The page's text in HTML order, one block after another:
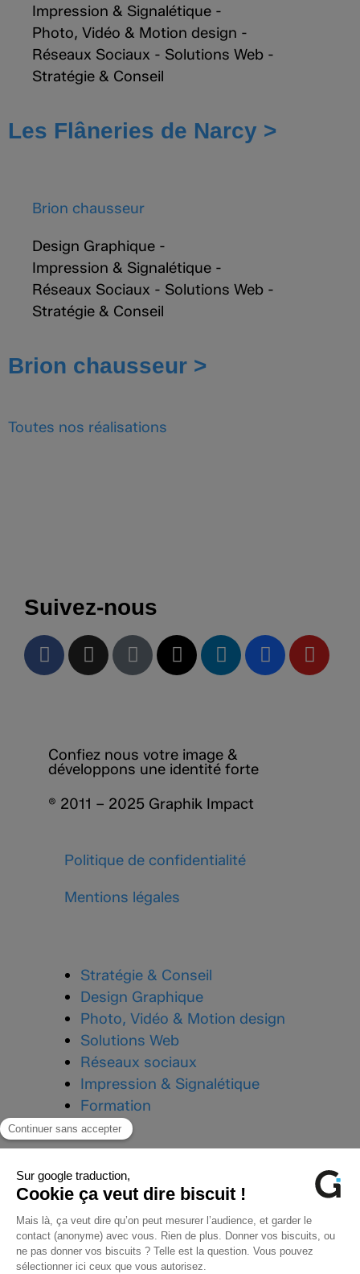
Impression & Signalétique -
Photo, Vidéo & Motion design -
Réseaux Sociaux - Solutions Web -
Stratégie & Conseil
Les Flâneries de Narcy >
Brion chausseur
Design Graphique -
Impression & Signalétique -
Réseaux Sociaux - Solutions Web -
Stratégie & Conseil
Brion chausseur >
Toutes nos réalisations
Suivez-nous
Confiez nous votre image &
développons une identité forte
® 2011 – 2025 Graphik Impact
Politique de confidentialité
Mentions légales
Stratégie & Conseil
Design Graphique
Photo, Vidéo & Motion design
Solutions Web
Réseaux sociaux
Impression & Signalétique
Formation
Téléphone :
Mail :contact@graphik-impact.com
96 Avenue Charles de Gaulle,
08000 Charleville-Mézières
Du lundi au vendredi